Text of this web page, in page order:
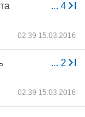
... 4
02:39 15.03.2016
... 2
02:39 15.03.2016